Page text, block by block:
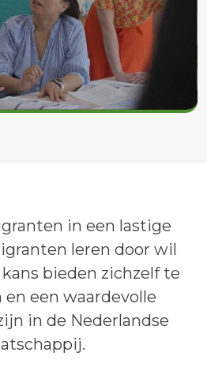
in een lastige
leren door wil
bieden zichzelf te
een waardevolle
in de Nederlandse